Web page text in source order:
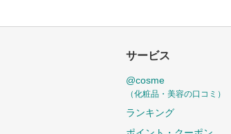
サービス
@cosme
（化粧品・美容の口コミ）
ランキング